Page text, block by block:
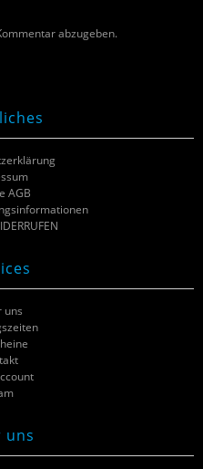
abzugeben.
AGB
uns
uns